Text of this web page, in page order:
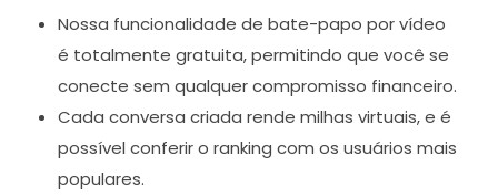
Nossa funcionalidade de bate-papo por vídeo
é totalmente gratuita, permitindo que você se
conecte sem qualquer compromisso financeiro.
Cada conversa criada rende milhas virtuais, e é
possível conferir o ranking com os usuários mais
populares.